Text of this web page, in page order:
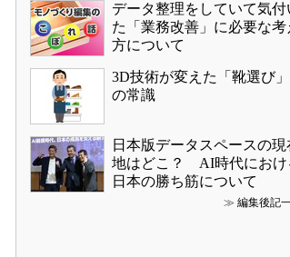
データ整理をしていて気付
た「業務改善」に必要な考
方について
3D技術が変えた「靴選び」
の常識
日本版データスペースの現
地はどこ？ AI時代におけ
日本の勝ち筋について
≫ 編集後記